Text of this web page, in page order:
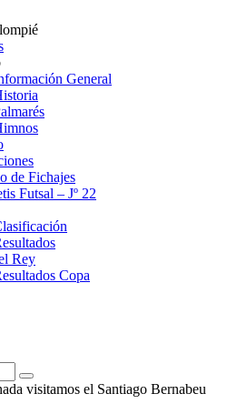
General
de Fichajes
Futsal – Jº 22
Rey
Copa
visitamos el Santiago Bernabeu